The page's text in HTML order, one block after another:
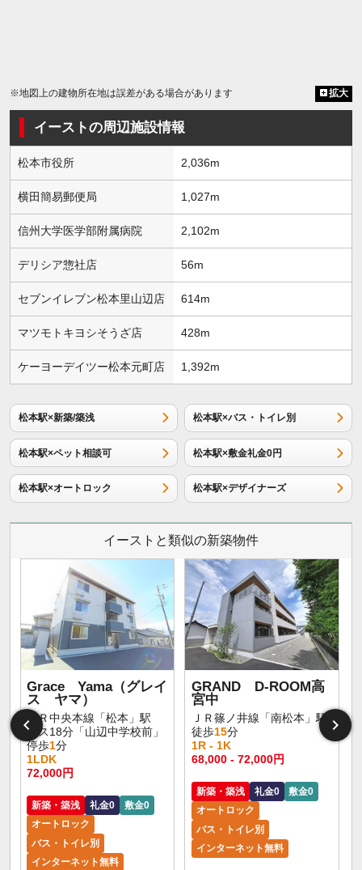
※地図上の建物所在地は誤差がある場合があります 拡大
イーストの周辺施設情報
松本市役所 2,036m
横田簡易郵便局 1,027m
信州大学医学部附属病院 2,102m
デリシア惣社店 56m
セブンイレブン松本里山辺店 614m
マツモトキヨシそうざ店 428m
ケーヨーデイツー松本元町店 1,392m
松本駅×新築/築浅 松本駅×バス・トイレ別
松本駅×ペット相談可 松本駅×敷金礼金0円
松本駅×オートロック 松本駅×デザイナーズ
イーストと類似の新築物件
Grace Yama（グレイ
ス ヤマ）
ＪＲ中央本線「松本」駅
バス18分「山辺中学校前」
停歩1分
1LDK
72,000円
新築・築浅 礼金0
敷金0
オートロック
バス・トイレ別
インターネット無料
GRAND D-ROOM高
宮中
ＪＲ篠ノ井線「南松本」駅
徒歩15分
1R - 1K
68,000 - 72,000円
新築・築浅 礼金0
敷金0
オートロック
バス・トイレ別
インターネット無料